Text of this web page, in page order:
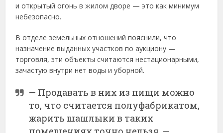
и открытый огонь в жилом дворе — это как минимум
небезопасно.
В отделе земельных отношений пояснили, что
назначение выданных участков по аукциону —
торговля, эти объекты считаются нестационарными,
зачастую внутри нет воды и уборной.
— Продавать в них из пищи можно
то, что считается полуфабрикатом,
жарить шашлыки в таких